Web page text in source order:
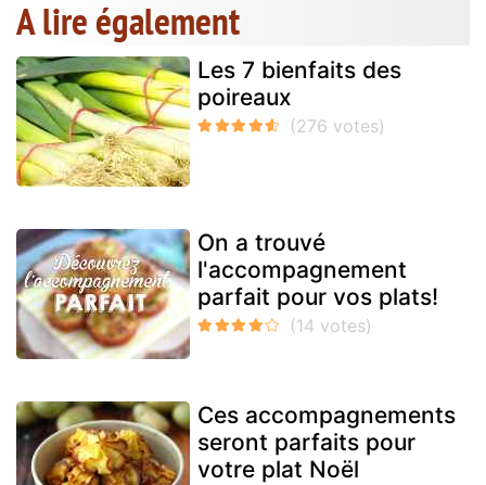
A lire également
Les 7 bienfaits des
poireaux
On a trouvé
l'accompagnement
parfait pour vos plats!
Ces accompagnements
seront parfaits pour
votre plat Noël